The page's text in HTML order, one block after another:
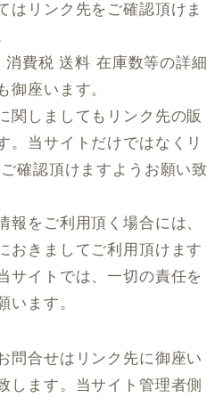
はリンク先をご確認頂けま
費税 送料 在庫数等の詳細
御座います。
関しましてもリンク先の販
。当サイトだけではなくリ
確認頂けますようお願い致
報をご利用頂く場合には、
おきましてご利用頂けます
サイトでは、一切の責任を
います。
問合せはリンク先に御座い
します。当サイト管理者側